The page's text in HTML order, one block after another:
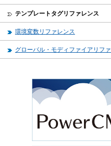
テンプレートタグリファレンス
環境変数リファレンス
グローバル・モディファイアリフ